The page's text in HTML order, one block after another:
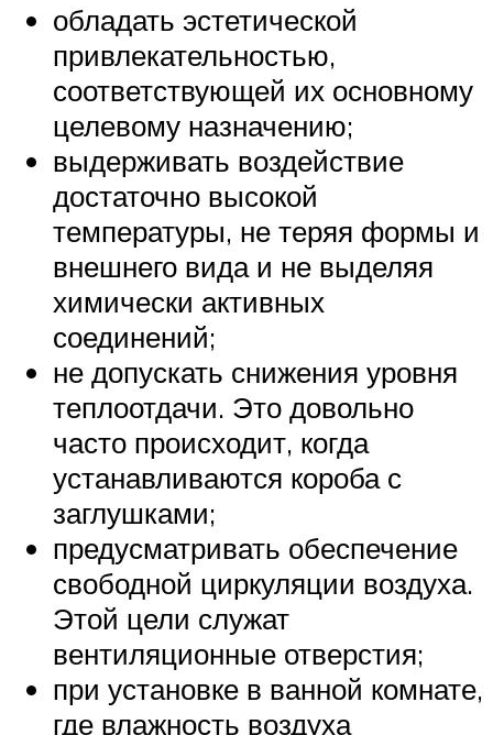
обладать эстетической
привлекательностью,
соответствующей их основному
целевому назначению;
выдерживать воздействие
достаточно высокой
температуры, не теряя формы и
внешнего вида и не выделяя
химически активных
соединений;
не допускать снижения уровня
теплоотдачи. Это довольно
часто происходит, когда
устанавливаются короба с
заглушками;
предусматривать обеспечение
свободной циркуляции воздуха.
Этой цели служат
вентиляционные отверстия;
при установке в ванной комнате,
где влажность воздуха